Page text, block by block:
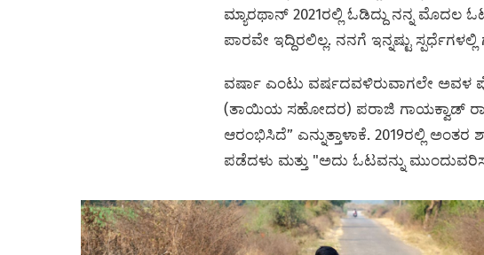
ಮ್ಯಾರಥಾನ್ 2021ರಲ್ಲಿ ಓಡಿದ್ದು ನನ್ನ ಮೊದಲ
ಪಾರವೇ ಇದ್ದಿರಲಿಲ್ಲ. ನನಗೆ ಇನ್ನಷ್ಟು
ವರ್ಷಾ ಎಂಟು ವರ್ಷದವಳಿರುವಾಗಲೇ ಅವಳ
(ತಾಯಿಯ ಸಹೋದರ) ಪರಾಜಿ ಗಾಯಕ್ವಾಡ್‌
ಆರಂಭಿಸಿದೆ” ಎನ್ನುತ್ತಾಳಾಕೆ. 2019ರಲ್ಲಿ
ಪಡೆದಳು ಮತ್ತು "ಅದು ಓಟವನ್ನು